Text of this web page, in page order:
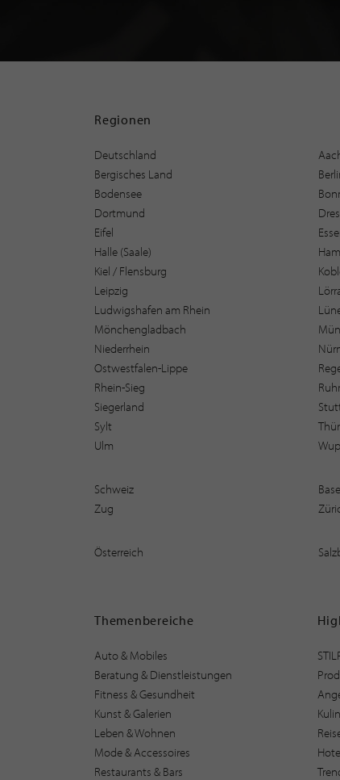
Regionen
Deutschland
Bergisches Land
Bodensee
Dortmund
Eifel
Halle (Saale)
Kiel / Flensburg
Leipzig
Ludwigshafen am Rhein
Mönchengladbach
Niederrhein
Ostwestfalen-Lippe
Rhein-Sieg
Siegerland
Sylt
Ulm
Schweiz
Zug
Österreich
Themenbereiche
Auto & Mobiles
Beratung & Dienstleistungen
Fitness & Gesundheit
Kunst & Galerien
Leben & Wohnen
Mode & Accessoires
Restaurants & Bars